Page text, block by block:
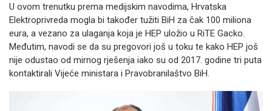
U ovom trenutku prema medijskim navodima, Hrvatska
Elektroprivreda mogla bi također tužiti BiH za čak 100 miliona
eura, a vezano za ulaganja koja je HEP uložio u RiTE Gacko.
Međutim, navodi se da su pregovori još u toku te kako HEP još
nije odustao od mirnog rješenja iako su od 2017. godine tri puta
kontaktirali Vijeće ministara i Pravobranilaštvo BiH.